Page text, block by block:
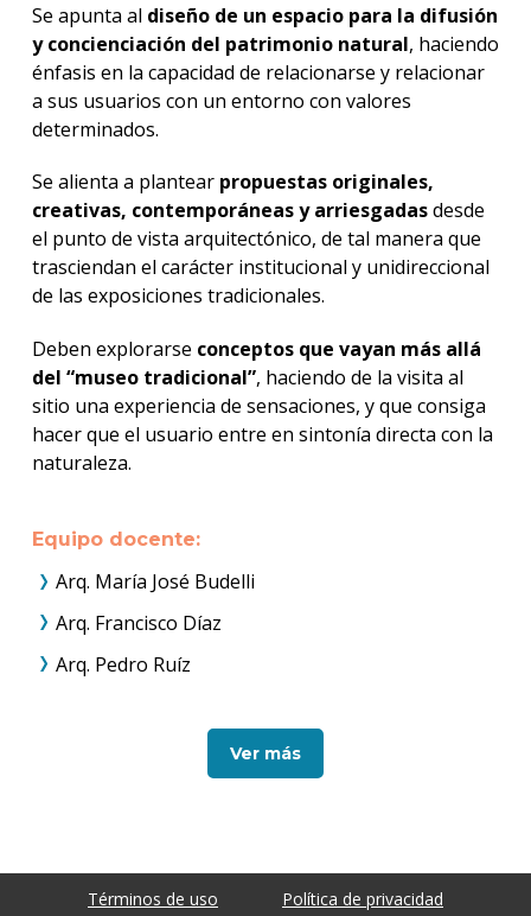
Se apunta al diseño de un espacio para la difusión
y concienciación del patrimonio natural, haciendo
énfasis en la capacidad de relacionarse y relacionar
a sus usuarios con un entorno con valores
determinados.
Se alienta a plantear propuestas originales,
creativas, contemporáneas y arriesgadasdesde
el punto de vista arquitectónico, de tal manera que
trasciendan el carácter institucional y unidireccional
de las exposiciones tradicionales.
Deben explorarse conceptos que vayan más allá
del “museo tradicional”, haciendo de la visita al
sitio una experiencia de sensaciones, y que consiga
hacer que el usuario entre en sintonía directa con la
naturaleza.
Equipo docente:
Arq. María José Budelli
Arq. Francisco Díaz
Arq. Pedro Ruíz
Ver más
Términos de uso Política de privacidad